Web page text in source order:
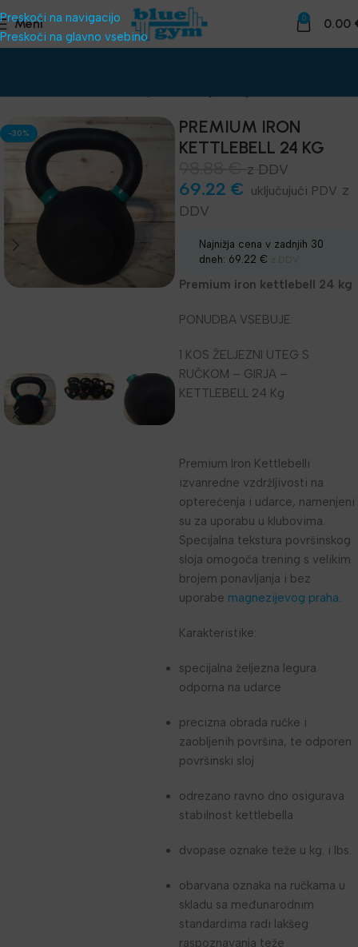
Preskoči na navigacijo
Preskoči na glavno vsebino
Meni 0 0.00
-30%
PREMIUM IRON
KETTLEBELL 24 KG
z DDV
69.22 €
z
DDV
Najnižja cena v zadnjih 30
dneh: 69.22 €
Premium iron kettlebell 24 kg
PONUDBA VSEBUJE:
1 KOS ŽELJEZNI UTEG S
RUČKOM – GIRJA –
KETTLEBELL 24 Kg
Premium Iron Kettlebelli
izvanredne vzdržljivosti na
opterećenja i udarce, namenjeni
su za uporabu u klubovima.
Specijalna tekstura površinskog
sloja omogoča trening s velikim
brojem ponavljanja i bez
uporabe magnezijevog praha.
Karakteristike:
specijalna željezna legura
odporna na udarce
precizna obrada ručke i
zaobljenih površina, te odporen
površinski sloj
odrezano ravno dno osigurava
stabilnost kettlebella
dvopase oznake teže u kg. i lbs.
obarvana oznaka na ručkama u
skladu sa međunarodnim
standardima radi lakšeg
raspoznavanja teže